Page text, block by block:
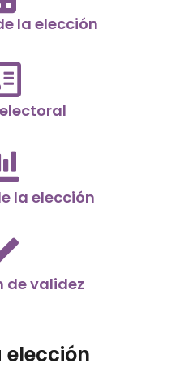
la elección
la elección
de validez
elección